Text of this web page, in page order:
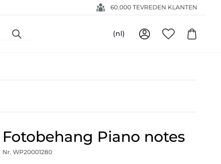
60.000 TEVREDEN KLANTEN
(nl)
Fotobehang Piano notes
Nr. WP20001280